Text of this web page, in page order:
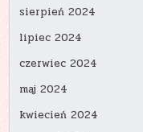
sierpień 2024
lipiec 2024
czerwiec 2024
maj 2024
kwiecień 2024